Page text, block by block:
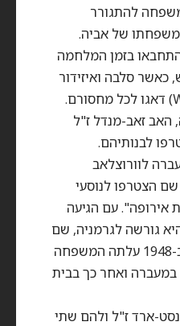
להתגורר
משפחתו של אביה.
בזמן המלחמה
ביחד עם 39 איש, כאשר סלבה ואיזידור
וולושנסקי (Woloszanski) דאגו לכל מחסורם.
זאב-מנדל ז"ל
לבנותיהם.
לוורוצלאב
הצטרפו לנוסעי
אירופה". עם הגיעה
גורשה לגרמניה, שם
שהו אנשיה שנה נוספת. ב-1948 עלתה המשפחה
ואחר כך בבית
ארד ז"ל ולהם שתי